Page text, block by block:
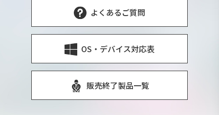
よくあるご質問
OS・デバイス対応表
販売終了製品一覧